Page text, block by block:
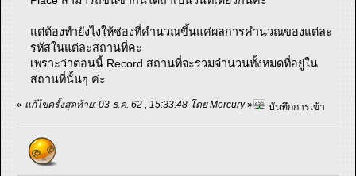
แต่ต้องทำยังไงให้ช่องที่คำนวณขึ้นแค่ผลการคำนวณของแต่ละ
รหัสในแต่ละสถานที่คะ
เพราะว่าตอนนี้ Record สถานที่จะรวมจำนวนทั้งหมดที่อยู่ใน
สถานที่นั้นๆ ค่ะ
« แก้ไขครั้งสุดท้าย: 03 ธ.ค. 62 , 15:33:48 โดย Mercury» บันทึกการเข้า